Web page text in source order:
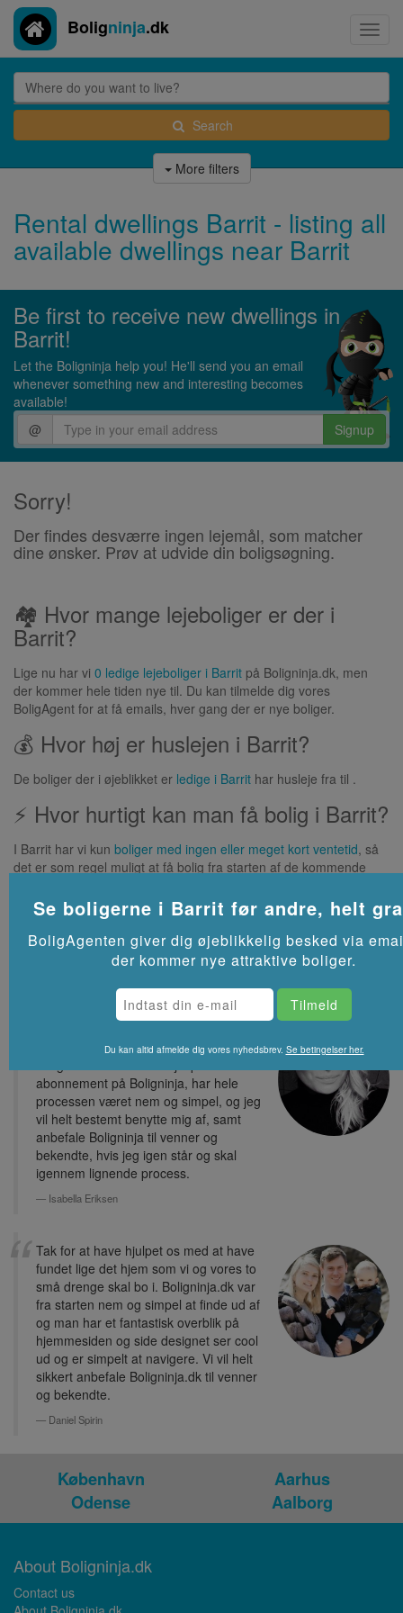
Boligninja.dk
Search
More filters
Rental dwellings Barrit - listing all
available dwellings near Barrit
Be first to receive new dwellings in
Barrit!
Let the Boligninja help you! He'll send you an email
whenever something new and interesting becomes
available!
@
Signup
Sorry!
Der findes desværre ingen lejemål, som matcher
dine ønsker. Prøv at udvide din boligsøgning.
🏘 Hvor mange lejeboliger er der i
Barrit?
Lige nu har vi 0 ledige lejeboliger i Barrit på Boligninja.dk, men
der kommer hele tiden nye til. Du kan tilmelde dig vores
BoligAgent for at få emails, hver gang der er nye boliger.
💰 Hvor høj er huslejen i Barrit?
De boliger der i øjeblikket er ledige i Barrit har husleje fra til .
⚡ Hvor hurtigt kan man få bolig i Barrit?
I Barrit har vi kun boliger med ingen eller meget kort ventetid, så
det er som regel muligt at få bolig fra starten af de kommende
Se flere lejeboliger iBarritpå Akutbolig.dk
finde lige præcis den lejlighed som jeg
abonnement på Boligninja, har hele
processen været nem og simpel, og jeg
vil helt bestemt benytte mig af, samt
anbefale Boligninja til venner og
bekendte, hvis jeg igen står og skal
igennem lignende process.
Isabella Eriksen
Tak for at have hjulpet os med at have
fundet lige det hjem som vi og vores to
små drenge skal bo i. Boligninja.dk var
fra starten nem og simpel at finde ud af
og man har et fantastisk overblik på
hjemmesiden og side designet ser cool
ud og er simpelt at navigere. Vi vil helt
sikkert anbefale Boligninja.dk til venner
og bekendte.
Daniel Spirin
København
Aarhus
Odense
Aalborg
About Boligninja.dk
Contact us
Se boligerne i Barrit før andre, helt
BoligAgenten giver dig øjeblikkelig besked via
der kommer nye attraktive boliger.
Du kan altid afmelde dig vores nyhedsbrev. Se betingelser her.